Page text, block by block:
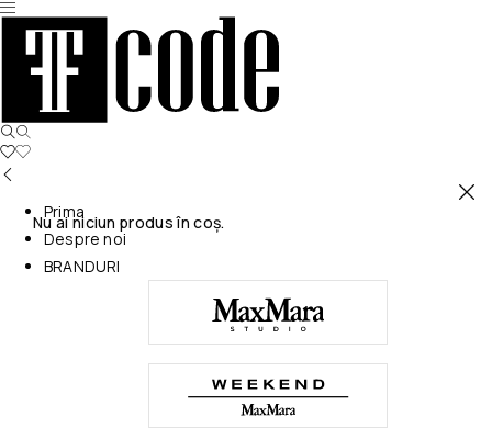
Nu ai niciun produs în coș.
Prima
Despre noi
BRANDURI